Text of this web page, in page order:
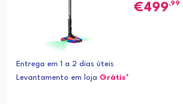
499,99
Entrega em 1 a 2 dias úteis
Levantamento em loja Grátis*